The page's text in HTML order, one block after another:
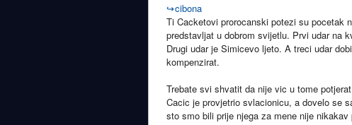
↪cibona
Ti Cacketovi prorocanski potezi su pocetak
predstavljat u dobrom svijetlu. Prvi udar na
Drugi udar je Simicevo ljeto. A treci udar
kompenzirat.
Trebate svi shvatit da nije vic u tome
Cacic je provjetrio svlacionicu, a dovelo se
sto smo bili prije njega za mene nije